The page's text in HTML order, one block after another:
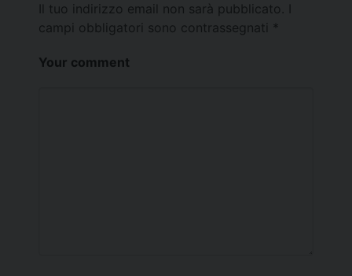
Il tuo indirizzo email non sarà pubblicato.
campi obbligatori sono contrassegnati *
Your comment